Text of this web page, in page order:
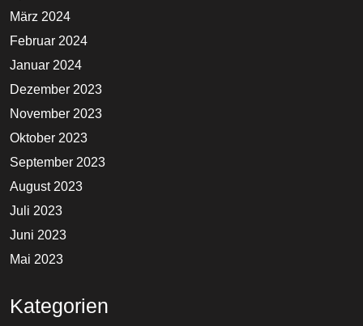
März 2024
Februar 2024
Januar 2024
Dezember 2023
November 2023
Oktober 2023
September 2023
August 2023
Juli 2023
Juni 2023
Mai 2023
Kategorien